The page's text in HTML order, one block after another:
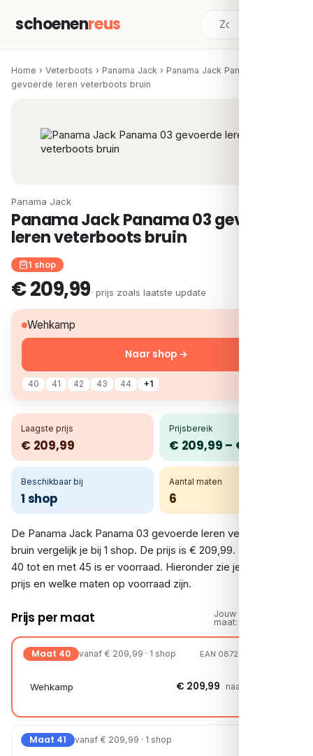
schoenenreus
Home › Veterboots › Panama Jack › Panama Jack Panama 03
gevoerde leren veterboots bruin
Panama Jack
Panama Jack Panama 03 gevoerde
leren veterboots bruin
1 shop
€ 209,99· prijs zoals laatste update
Wehkamp
40 41 42 43 44 +1
Naar shop →
Laagste prijs
€ 209,99
Prijsbereik
€ 209,99 – € 209,99
Beschikbaar bij
1 shop
Aantal maten
6
De Panama Jack Panama 03 gevoerde leren veterboots
bruin vergelijk je bij 1 shop. De prijs is € 209,99. In de maten
40 tot en met 45 is er voorraad. Hieronder zie je per shop de
prijs en welke maten op voorraad zijn.
Prijs per maat
Jouw
maat:
Maat 40 vanaf € 209,99 · 1 shop EAN 08720251848290
Wehkamp € 209,99 naar shop →
Maat 41 vanaf € 209,99 · 1 shop